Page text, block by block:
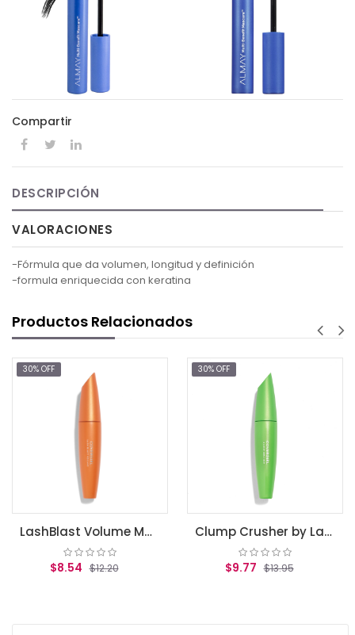
Compartir
DESCRIPCIÓN
VALORACIONES
-Fórmula que da volumen, longitud y definición
-formula enriquecida con keratina
Productos Relacionados
30% OFF
LashBlast Volume Mascara Very Black .44 fl oz (13.1 ml)
$8.54 $12.20
30% OFF
Clump Crusher by LashBlast Mascara Very Black .44 fl oz (13.1 ml)
$9.77 $13.95